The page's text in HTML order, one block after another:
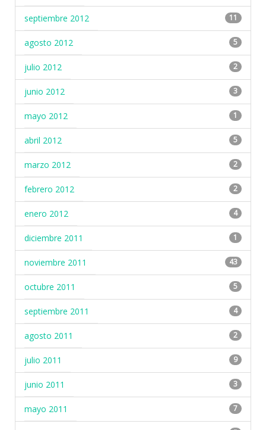
septiembre 2012 11
agosto 2012 5
julio 2012 2
junio 2012 3
mayo 2012 1
abril 2012 5
marzo 2012 2
febrero 2012 2
enero 2012 4
diciembre 2011 1
noviembre 2011 43
octubre 2011 5
septiembre 2011 4
agosto 2011 2
julio 2011 9
junio 2011 3
mayo 2011 7